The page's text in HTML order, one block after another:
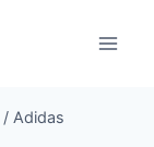
/ Adidas